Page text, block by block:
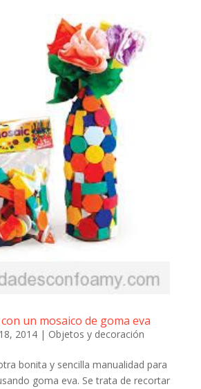
un mosaico de goma eva
2014| Objetos y decoración
bonita y sencilla manualidad para
goma eva. Se trata de recortar